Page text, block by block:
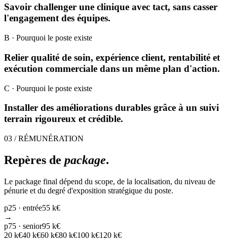
Savoir challenger une clinique avec tact, sans casser
l'engagement des équipes.
B · Pourquoi le poste existe
Relier qualité de soin, expérience client, rentabilité et
exécution commerciale dans un même plan d'action.
C · Pourquoi le poste existe
Installer des améliorations durables grâce à un suivi
terrain rigoureux et crédible.
03 / RÉMUNÉRATION
Repères de package.
Le package final dépend du scope, de la localisation, du niveau de
pénurie et du degré d'exposition stratégique du poste.
p25 · entrée55 k€
→
p75 · senior95 k€
20 k€40 k€60 k€80 k€100 k€120 k€